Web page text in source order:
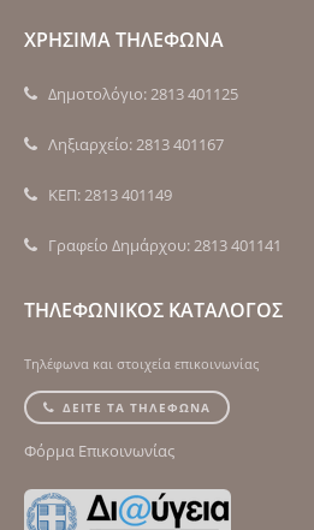
ΧΡΗΣΙΜΑ ΤΗΛΕΦΩΝΑ
Δημοτολόγιο: 2813 401125
Ληξιαρχείο: 2813 401167
ΚΕΠ: 2813 401149
Γραφείο Δημάρχου: 2813 401141
ΤΗΛΕΦΩΝΙΚΟΣ ΚΑΤΑΛΟΓΟΣ
Τηλέφωνα και στοιχεία επικοινωνίας
ΔΕΙΤΕ ΤΑ ΤΗΛΕΦΩΝΑ
Φόρμα Επικοινωνίας